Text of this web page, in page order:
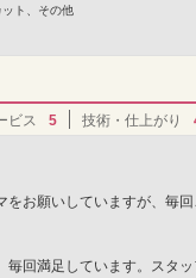
ト、その他
ビス 5 技術・仕上がり
お願いしていますが、毎
回満足しています。スタ